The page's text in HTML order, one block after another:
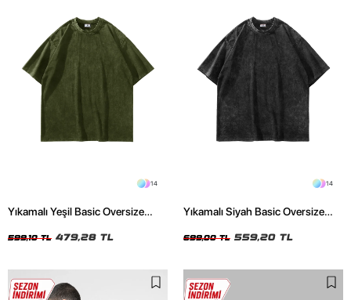
14
Yıkamalı Yeşil Basic Oversize
599,10 TL 479,28 TL
14
Yıkamalı Siyah Basic Oversize
699,00 TL 559,20 TL